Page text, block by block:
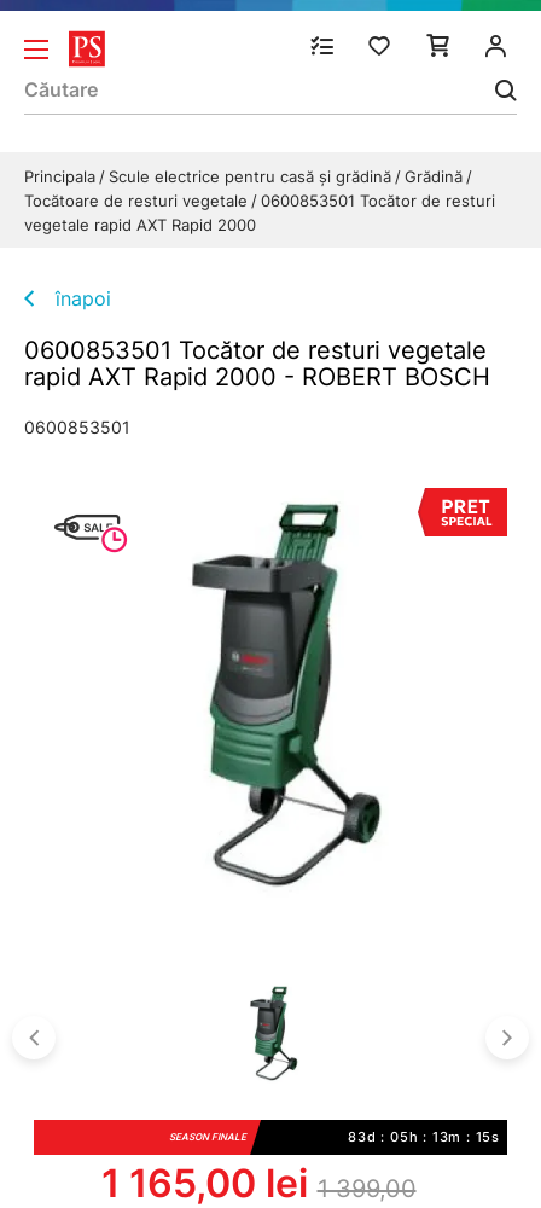
Principala Scule electrice pentru casă și grădină
Grădină
Tocătoare de resturi vegetale
0600853501 Tocător de resturi
vegetale rapid AXT Rapid 2000
înapoi
0600853501 Tocător de resturi vegetale
rapid AXT Rapid 2000 - ROBERT BOSCH
0600853501
SEASON FINALE 83d : 05h : 13m : 14s
1 165,00 lei 1 399,00